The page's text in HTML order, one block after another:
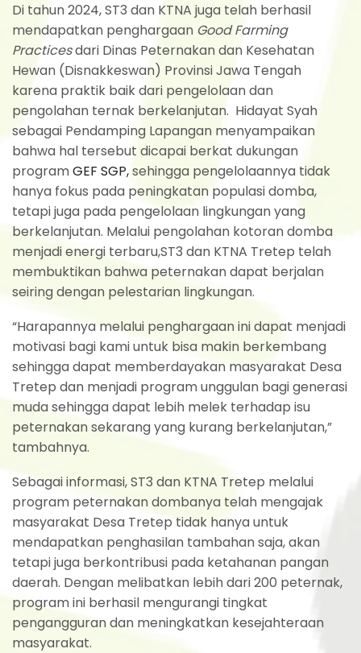
Di tahun 2024, ST3 dan KTNA juga telah berhasil
mendapatkan penghargaan Good Farming
Practicesdari Dinas Peternakan dan Kesehatan
Hewan (Disnakkeswan) Provinsi Jawa Tengah
karena praktik baik dari pengelolaan dan
pengolahan ternak berkelanjutan. Hidayat Syah
sebagai Pendamping Lapangan menyampaikan
bahwa hal tersebut dicapai berkat dukungan
programGEF SGP,sehingga pengelolaannya tidak
hanya fokus pada peningkatan populasi domba,
tetapi juga pada pengelolaan lingkungan yang
berkelanjutan. Melalui pengolahan kotoran domba
menjadi energi terbaru,ST3 dan KTNA Tretep telah
membuktikan bahwa peternakan dapat berjalan
seiring dengan pelestarian lingkungan.
“Harapannya melalui penghargaan ini dapat menjadi
motivasi bagi kami untuk bisa makin berkembang
sehingga dapat memberdayakan masyarakat Desa
Tretep dan menjadi program unggulan bagi generasi
muda sehingga dapat lebih melek terhadap isu
peternakan sekarang yang kurang berkelanjutan,”
tambahnya.
Sebagai informasi, ST3 dan KTNA Tretep melalui
program peternakan dombanya telah mengajak
masyarakat Desa Tretep tidak hanya untuk
mendapatkan penghasilan tambahan saja, akan
tetapi juga berkontribusi pada ketahanan pangan
daerah. Dengan melibatkan lebih dari 200 peternak,
program ini berhasil mengurangi tingkat
pengangguran dan meningkatkan kesejahteraan
masyarakat.